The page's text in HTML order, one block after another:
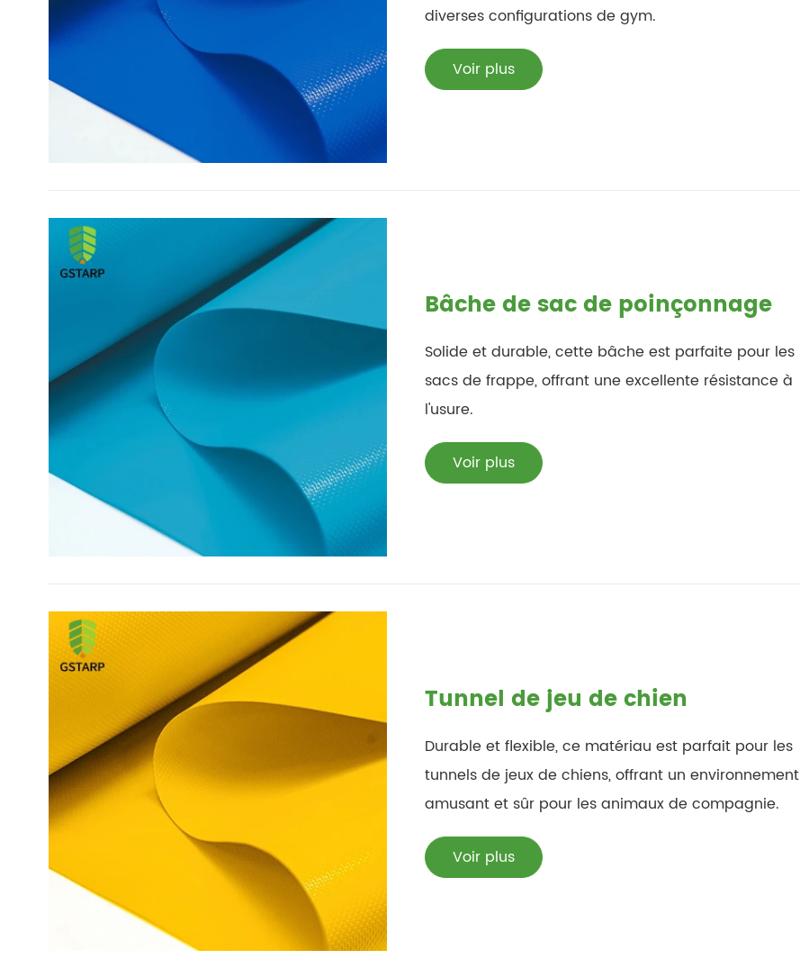
diverses configurations de gym.
Voir plus
Bâche de sac de poinçonnage
Solide et durable, cette bâche est parfaite pour les
sacs de frappe, offrant une excellente résistance à
l'usure.
Voir plus
Tunnel de jeu de chien
Durable et flexible, ce matériau est parfait pour les
tunnels de jeux de chiens, offrant un environnement
amusant et sûr pour les animaux de compagnie.
Voir plus